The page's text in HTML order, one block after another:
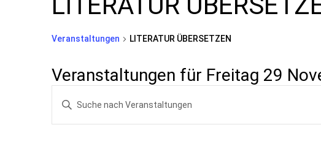
Veranstaltungen LITERATUR ÜBERSETZEN
Veranstaltungen für Freitag 29
Veranstaltungen
Suche
Bitte